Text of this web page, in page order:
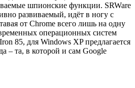
шпионские функции. SRWare
развиваемый, идёт в ногу с
от Chrome всего лишь на одну
операционных систем
85, для Windows XP предлагается
– та, в которой и сам Google